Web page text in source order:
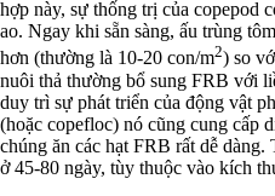
hợp này, sự thống trị của copepod
ao. Ngay khi sẵn sàng, ấu trùng
hơn (thường là 10-20 con/m2) so
nuôi thả thường bổ sung FRB với
duy trì sự phát triển của động vật
(hoặc copefloc) nó cũng cung cấp
chúng ăn các hạt FRB rất dễ
ở 45-80 ngày, tùy thuộc vào kích